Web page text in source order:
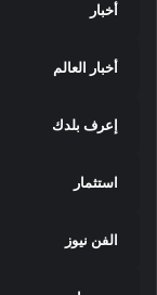
أخبار
أخبار العالم
إعرف بلدك
استثمار
الفن نيوز